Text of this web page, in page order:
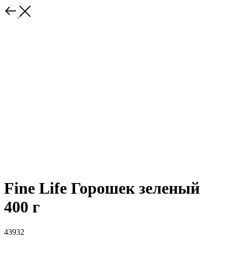
Fine Life Горошек зеленый
400 г
43932